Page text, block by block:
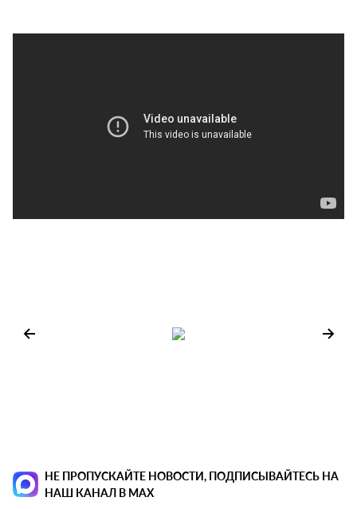
НЕ ПРОПУСКАЙТЕ НОВОСТИ, ПОДПИСЫВАЙТЕСЬ НА
НАШ КАНАЛ В MAX